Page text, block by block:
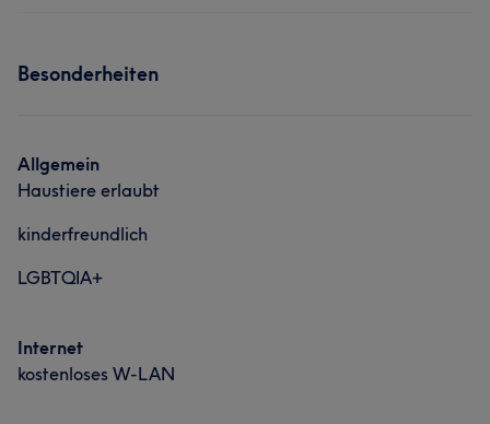
Besonderheiten
Allgemein
Haustiere erlaubt
kinderfreundlich
LGBTQIA+
Internet
kostenloses W-LAN